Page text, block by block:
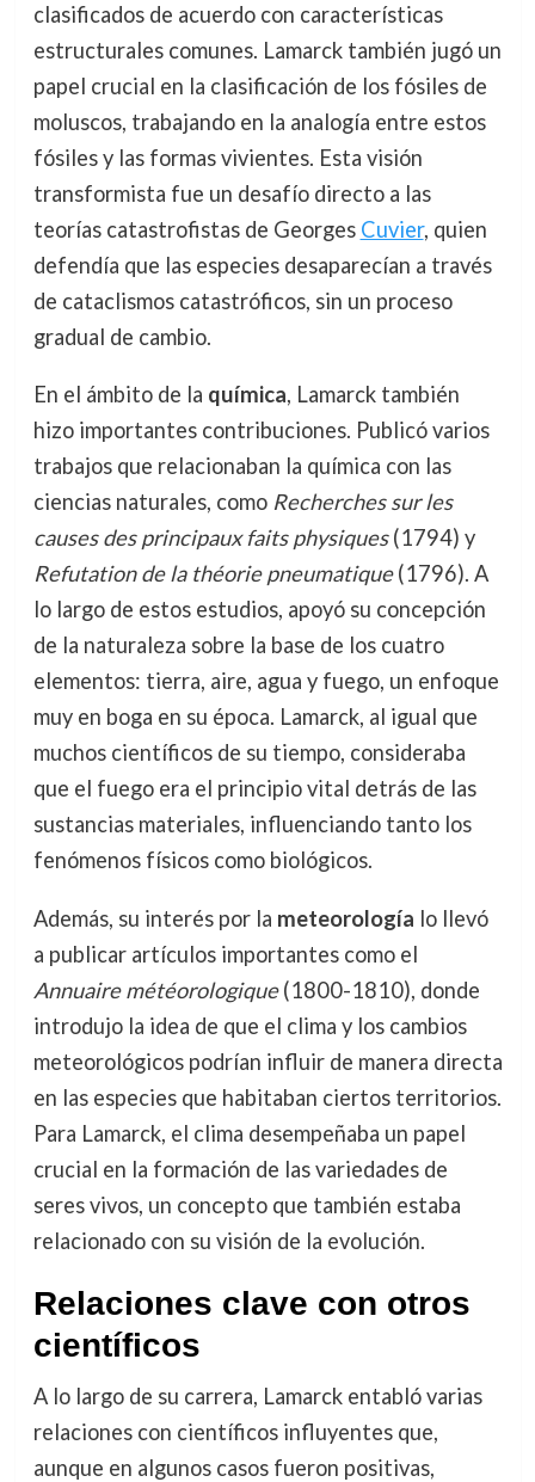
clasificados de acuerdo con características
estructurales comunes. Lamarck también jugó un
papel crucial en la clasificación de los fósiles de
moluscos, trabajando en la analogía entre estos
fósiles y las formas vivientes. Esta visión
transformista fue un desafío directo a las
teorías catastrofistas de Georges Cuvier, quien
defendía que las especies desaparecían a través
de cataclismos catastróficos, sin un proceso
gradual de cambio.
En el ámbito de la química, Lamarck también
hizo importantes contribuciones. Publicó varios
trabajos que relacionaban la química con las
ciencias naturales, como Recherches sur les
causes des principaux faits physiques(1794) y
Refutation de la théorie pneumatique(1796). A
lo largo de estos estudios, apoyó su concepción
de la naturaleza sobre la base de los cuatro
elementos: tierra, aire, agua y fuego, un enfoque
muy en boga en su época. Lamarck, al igual que
muchos científicos de su tiempo, consideraba
que el fuego era el principio vital detrás de las
sustancias materiales, influenciando tanto los
fenómenos físicos como biológicos.
Además, su interés por la meteorología lo llevó
a publicar artículos importantes como el
Annuaire météorologique(1800-1810), donde
introdujo la idea de que el clima y los cambios
meteorológicos podrían influir de manera directa
en las especies que habitaban ciertos territorios.
Para Lamarck, el clima desempeñaba un papel
crucial en la formación de las variedades de
seres vivos, un concepto que también estaba
relacionado con su visión de la evolución.
Relaciones clave con otros
científicos
A lo largo de su carrera, Lamarck entabló varias
relaciones con científicos influyentes que,
aunque en algunos casos fueron positivas,